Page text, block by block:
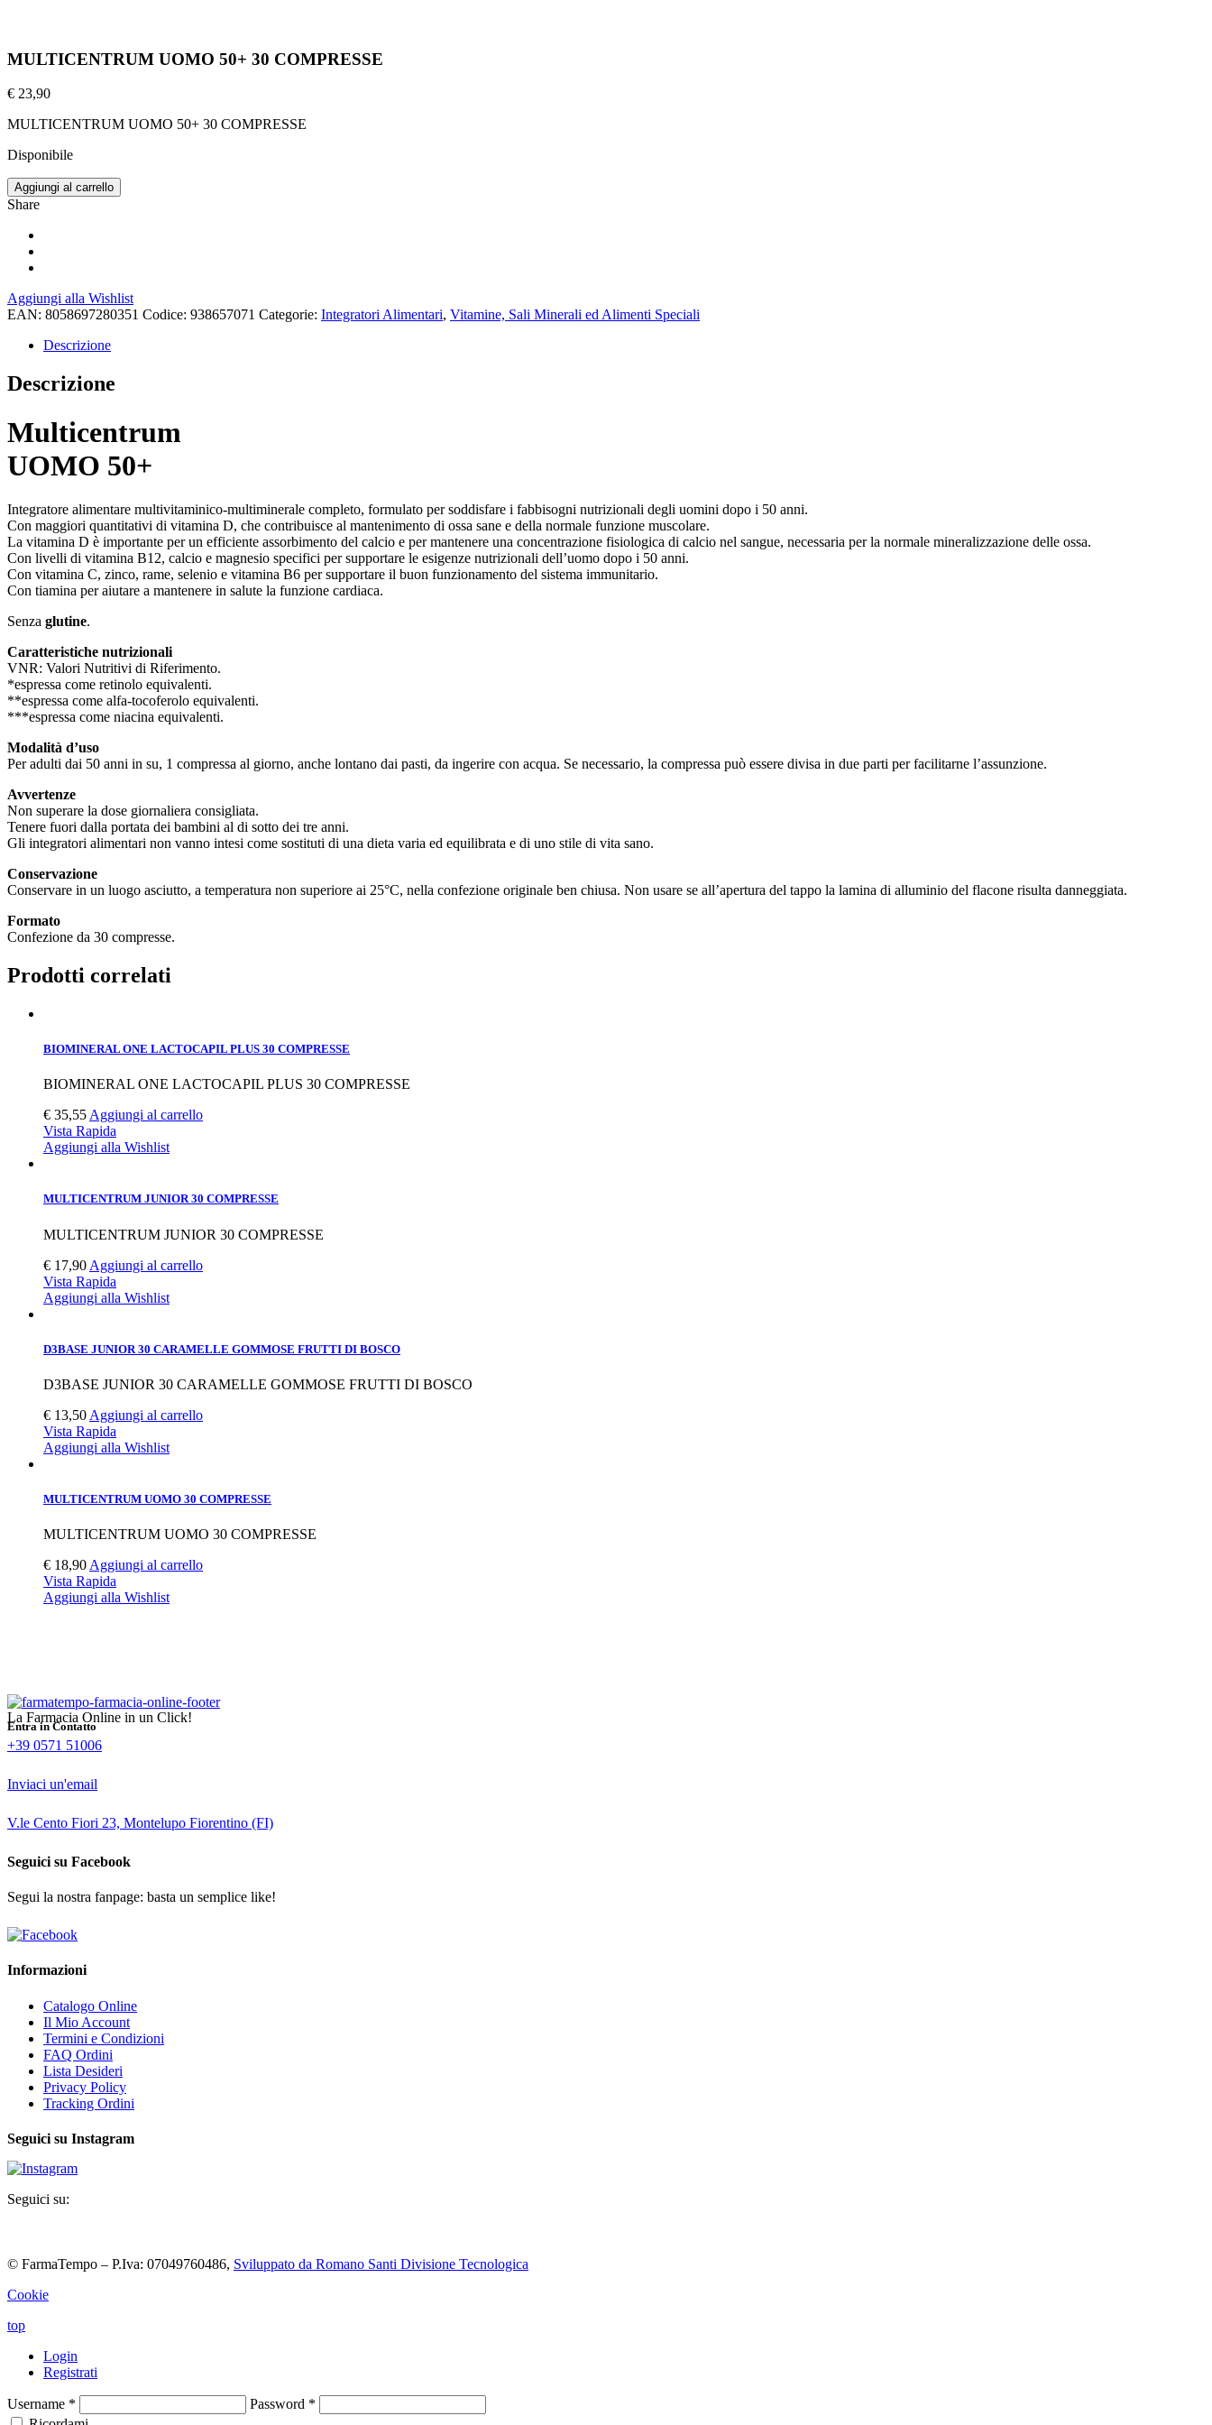
MULTICENTRUM UOMO 50+ 30 COMPRESSE
€ 23,90
MULTICENTRUM UOMO 50+ 30 COMPRESSE
Disponibile
Aggiungi al carrello
Share
Aggiungi alla Wishlist
EAN: 8058697280351 Codice: 938657071 Categorie: Integratori Alimentari, Vitamine, Sali Minerali ed Alimenti Speciali
Descrizione
Descrizione
Multicentrum
UOMO 50+
Integratore alimentare multivitaminico-multiminerale completo, formulato per soddisfare i fabbisogni nutrizionali degli uomini dopo i 50 anni.
Con maggiori quantitativi di vitamina D, che contribuisce al mantenimento di ossa sane e della normale funzione muscolare.
La vitamina D è importante per un efficiente assorbimento del calcio e per mantenere una concentrazione fisiologica di calcio nel sangue, necessaria per la normale mineralizzazione delle ossa.
Con livelli di vitamina B12, calcio e magnesio specifici per supportare le esigenze nutrizionali dell’uomo dopo i 50 anni.
Con vitamina C, zinco, rame, selenio e vitamina B6 per supportare il buon funzionamento del sistema immunitario.
Con tiamina per aiutare a mantenere in salute la funzione cardiaca.
Senza glutine.
Caratteristiche nutrizionali
VNR: Valori Nutritivi di Riferimento.
*espressa come retinolo equivalenti.
**espressa come alfa-tocoferolo equivalenti.
***espressa come niacina equivalenti.
Modalità d’uso
Per adulti dai 50 anni in su, 1 compressa al giorno, anche lontano dai pasti, da ingerire con acqua. Se necessario, la compressa può essere divisa in due parti per facilitarne l’assunzione.
Avvertenze
Non superare la dose giornaliera consigliata.
Tenere fuori dalla portata dei bambini al di sotto dei tre anni.
Gli integratori alimentari non vanno intesi come sostituti di una dieta varia ed equilibrata e di uno stile di vita sano.
Conservazione
Conservare in un luogo asciutto, a temperatura non superiore ai 25°C, nella confezione originale ben chiusa. Non usare se all’apertura del tappo la lamina di alluminio del flacone risulta danneggiata.
Formato
Confezione da 30 compresse.
Prodotti correlati
BIOMINERAL ONE LACTOCAPIL PLUS 30 COMPRESSE
BIOMINERAL ONE LACTOCAPIL PLUS 30 COMPRESSE
€ 35,55 Aggiungi al carrello
Vista Rapida
Aggiungi alla Wishlist
MULTICENTRUM JUNIOR 30 COMPRESSE
MULTICENTRUM JUNIOR 30 COMPRESSE
€ 17,90 Aggiungi al carrello
Vista Rapida
Aggiungi alla Wishlist
D3BASE JUNIOR 30 CARAMELLE GOMMOSE FRUTTI DI BOSCO
D3BASE JUNIOR 30 CARAMELLE GOMMOSE FRUTTI DI BOSCO
€ 13,50 Aggiungi al carrello
Vista Rapida
Aggiungi alla Wishlist
MULTICENTRUM UOMO 30 COMPRESSE
MULTICENTRUM UOMO 30 COMPRESSE
€ 18,90 Aggiungi al carrello
Vista Rapida
Aggiungi alla Wishlist
La Farmacia Online in un Click!
Entra in Contatto
+39 0571 51006
Inviaci un'email
V.le Cento Fiori 23, Montelupo Fiorentino (FI)
Seguici su Facebook
Segui la nostra fanpage: basta un semplice like!
Informazioni
Catalogo Online
Il Mio Account
Termini e Condizioni
FAQ Ordini
Lista Desideri
Privacy Policy
Tracking Ordini
Seguici su Instagram
Seguici su:
© FarmaTempo – P.Iva: 07049760486, Sviluppato da Romano Santi Divisione Tecnologica
Cookie
top
Login
Registrati
Username * Password *